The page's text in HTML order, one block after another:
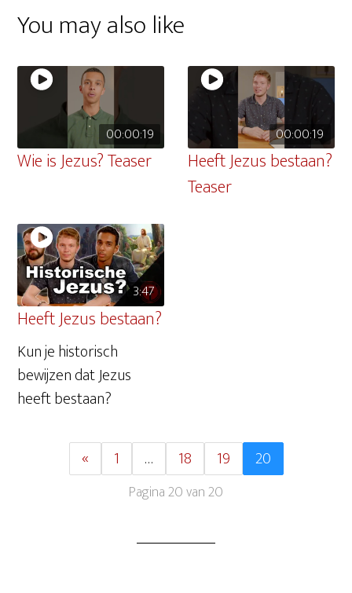
You may also like
00:00:19
Wie is Jezus? Teaser
00:00:19
Heeft Jezus bestaan?
Teaser
3:47
Heeft Jezus bestaan?
Kun je historisch
bewijzen dat Jezus
heeft bestaan?
« 1 … 18 19 20
Pagina 20 van 20